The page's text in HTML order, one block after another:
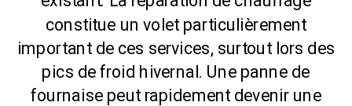
constitue un volet particulièrement
important de ces services, surtout lors des
pics de froid hivernal. Une panne de
fournaise peut rapidement devenir une